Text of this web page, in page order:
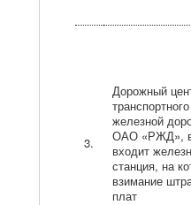
3.
Дорожный
железной
ОАО «РЖД», в
входит
станция, на
взимание
плат